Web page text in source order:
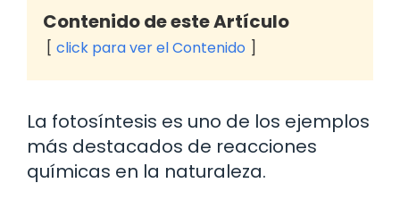
Contenido de este Artículo
click para ver el Contenido
La fotosíntesis es uno de los ejemplos
más destacados de reacciones
químicas en la naturaleza.